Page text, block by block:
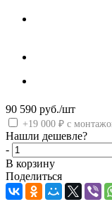
90 590 руб./шт
+19 000 ₽ с
Нашли дешевле?
-
В корзину
Поделиться